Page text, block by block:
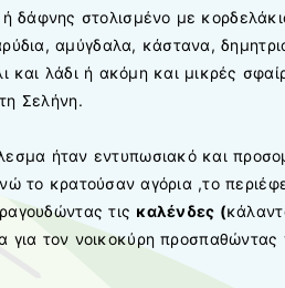
ή δάφνης στολισμένο με
αμύγδαλα, κάστανα,
και λάδι ή ακόμη και μικρές
Σελήνη.
ήταν εντυπωσιακό και
το κρατούσαν αγόρια ,το
τις καλένδες (
για τον νοικοκύρη